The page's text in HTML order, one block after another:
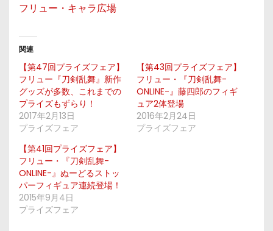
フリュー・キャラ広場
関連
【第47回プライズフェア】
フリュー『刀剣乱舞』新作
グッズが多数、これまでの
プライズもずらり！
2017年2月13日
プライズフェア
【第43回プライズフェア】
フリュー・『刀剣乱舞-
ONLINE-』藤四郎のフィギ
ュア2体登場
2016年2月24日
プライズフェア
【第41回プライズフェア】
フリュー・『刀剣乱舞-
ONLINE-』ぬーどるストッ
パーフィギュア連続登場！
2015年9月4日
プライズフェア